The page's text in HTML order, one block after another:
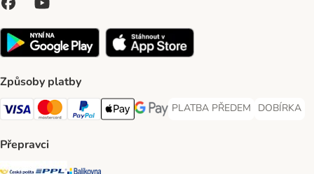
Způsoby platby
Visa Payment Method
Mastercard Payment Method
PayPal Payment Method
Apple pay Payment Method
GooglePay Payment Method
PLATBA PŘEDEM
PLATBA PŘEDEM Payment
DOBÍRKA
DOBÍRKA
Přepravci
Česká pošta Shipping Method
PPL Shipping Method
Balíkovna Shipping Method